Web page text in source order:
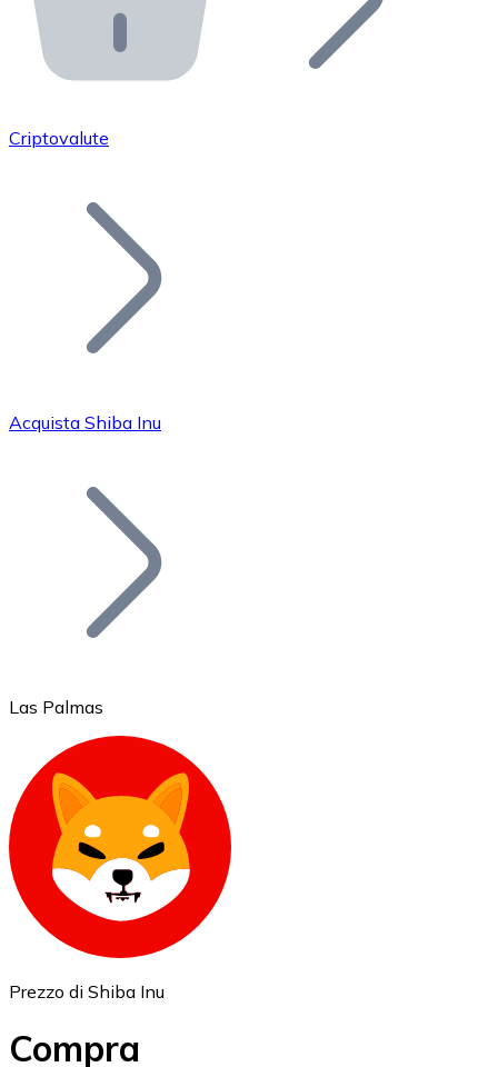
API Bitnovo
Integra la nostra API nel tuo ecosistema.
Unisciti alla nostra rete di rivenditori e
Aggiungi il token del tuo progetto al nostro servizio di
Bitcoin
Ethereum
ETH
Criptovalute
Acquista Shiba Inu
Las Palmas
Prezzo di Shiba Inu
Compra